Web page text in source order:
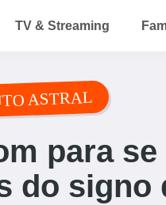
TV & Streaming
ASTRAL
para
do signo